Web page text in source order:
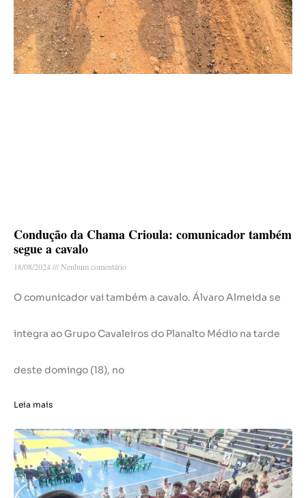
Condução da Chama Crioula: comunicador também
segue a cavalo
18/08/2024 Nenhum comentário
O comunicador vai também a cavalo. Álvaro Almeida se
integra ao Grupo Cavaleiros do Planalto Médio na tarde
deste domingo (18), no
Leia mais